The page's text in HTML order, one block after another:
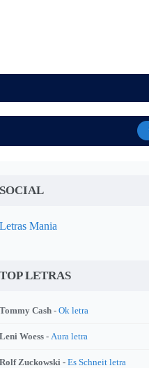
SOCIAL
Letras Mania
TOP LETRAS
Tommy Cash - Ok letra
Leni Woess - Aura letra
Rolf Zuckowski - Es Schneit letra